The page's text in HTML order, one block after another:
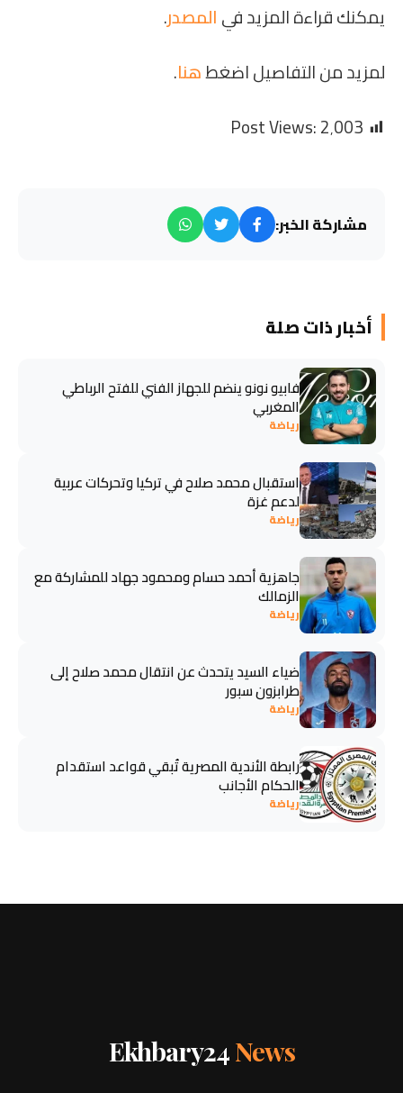
يمكنك قراءة المزيد فيالمصدر.
لمزيد من التفاصيل اضغطهنا.
Post Views:2٬003
مشاركة الخبر:
أخبار ذات صلة
فابيو نونو ينضم للجهاز الفني للفتح الرباطي
المغربي
رياضة
استقبال محمد صلاح في تركيا وتحركات عربية
لدعم غزة
رياضة
جاهزية أحمد حسام ومحمود جهاد للمشاركة مع
الزمالك
رياضة
ضياء السيد يتحدث عن انتقال محمد صلاح إلى
طرابزون سبور
رياضة
رابطة الأندية المصرية تُبقي قواعد استقدام
الحكام الأجانب
رياضة
Ekhbary24News